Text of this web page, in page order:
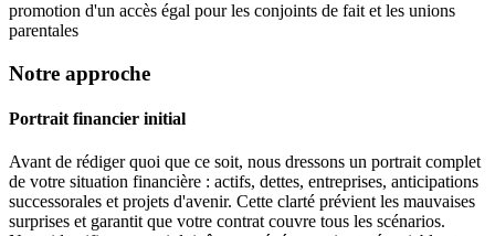
promotion d'un accès égal pour les conjoints de fait et les unions
parentales
Notre approche
Portrait financier initial
Avant de rédiger quoi que ce soit, nous dressons un portrait complet
de votre situation financière : actifs, dettes, entreprises, anticipations
successorales et projets d'avenir. Cette clarté prévient les mauvaises
surprises et garantit que votre contrat couvre tous les scénarios.